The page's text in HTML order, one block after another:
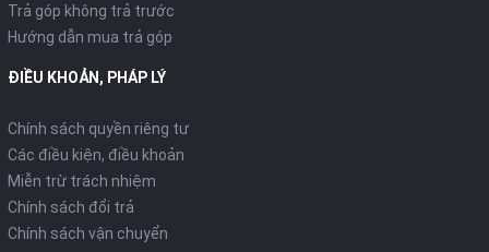
Trả góp không trả trước
Hướng dẫn mua trả góp
ĐIỀU KHOẢN, PHÁP LÝ
Chính sách quyền riêng tư
Các điều kiện, điều khoản
Miễn trừ trách nhiệm
Chính sách đổi trả
Chính sách vận chuyển